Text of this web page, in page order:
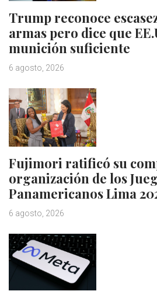
Trump reconoce
armas pero dice que
munición suficiente
6 agosto, 2026
Fujimori ratificó su
organización de los
Panamericanos Lima
6 agosto, 2026